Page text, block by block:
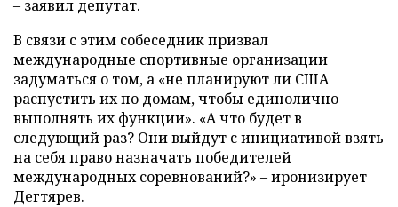
– заявил депутат.
В связи с этим собеседник призвал
международные спортивные организации
задуматься о том, а «не планируют ли США
распустить их по домам, чтобы единолично
выполнять их функции». «А что будет в
следующий раз? Они выйдут с инициативой взять
на себя право назначать победителей
международных соревнований?» – иронизирует
Дегтярев.